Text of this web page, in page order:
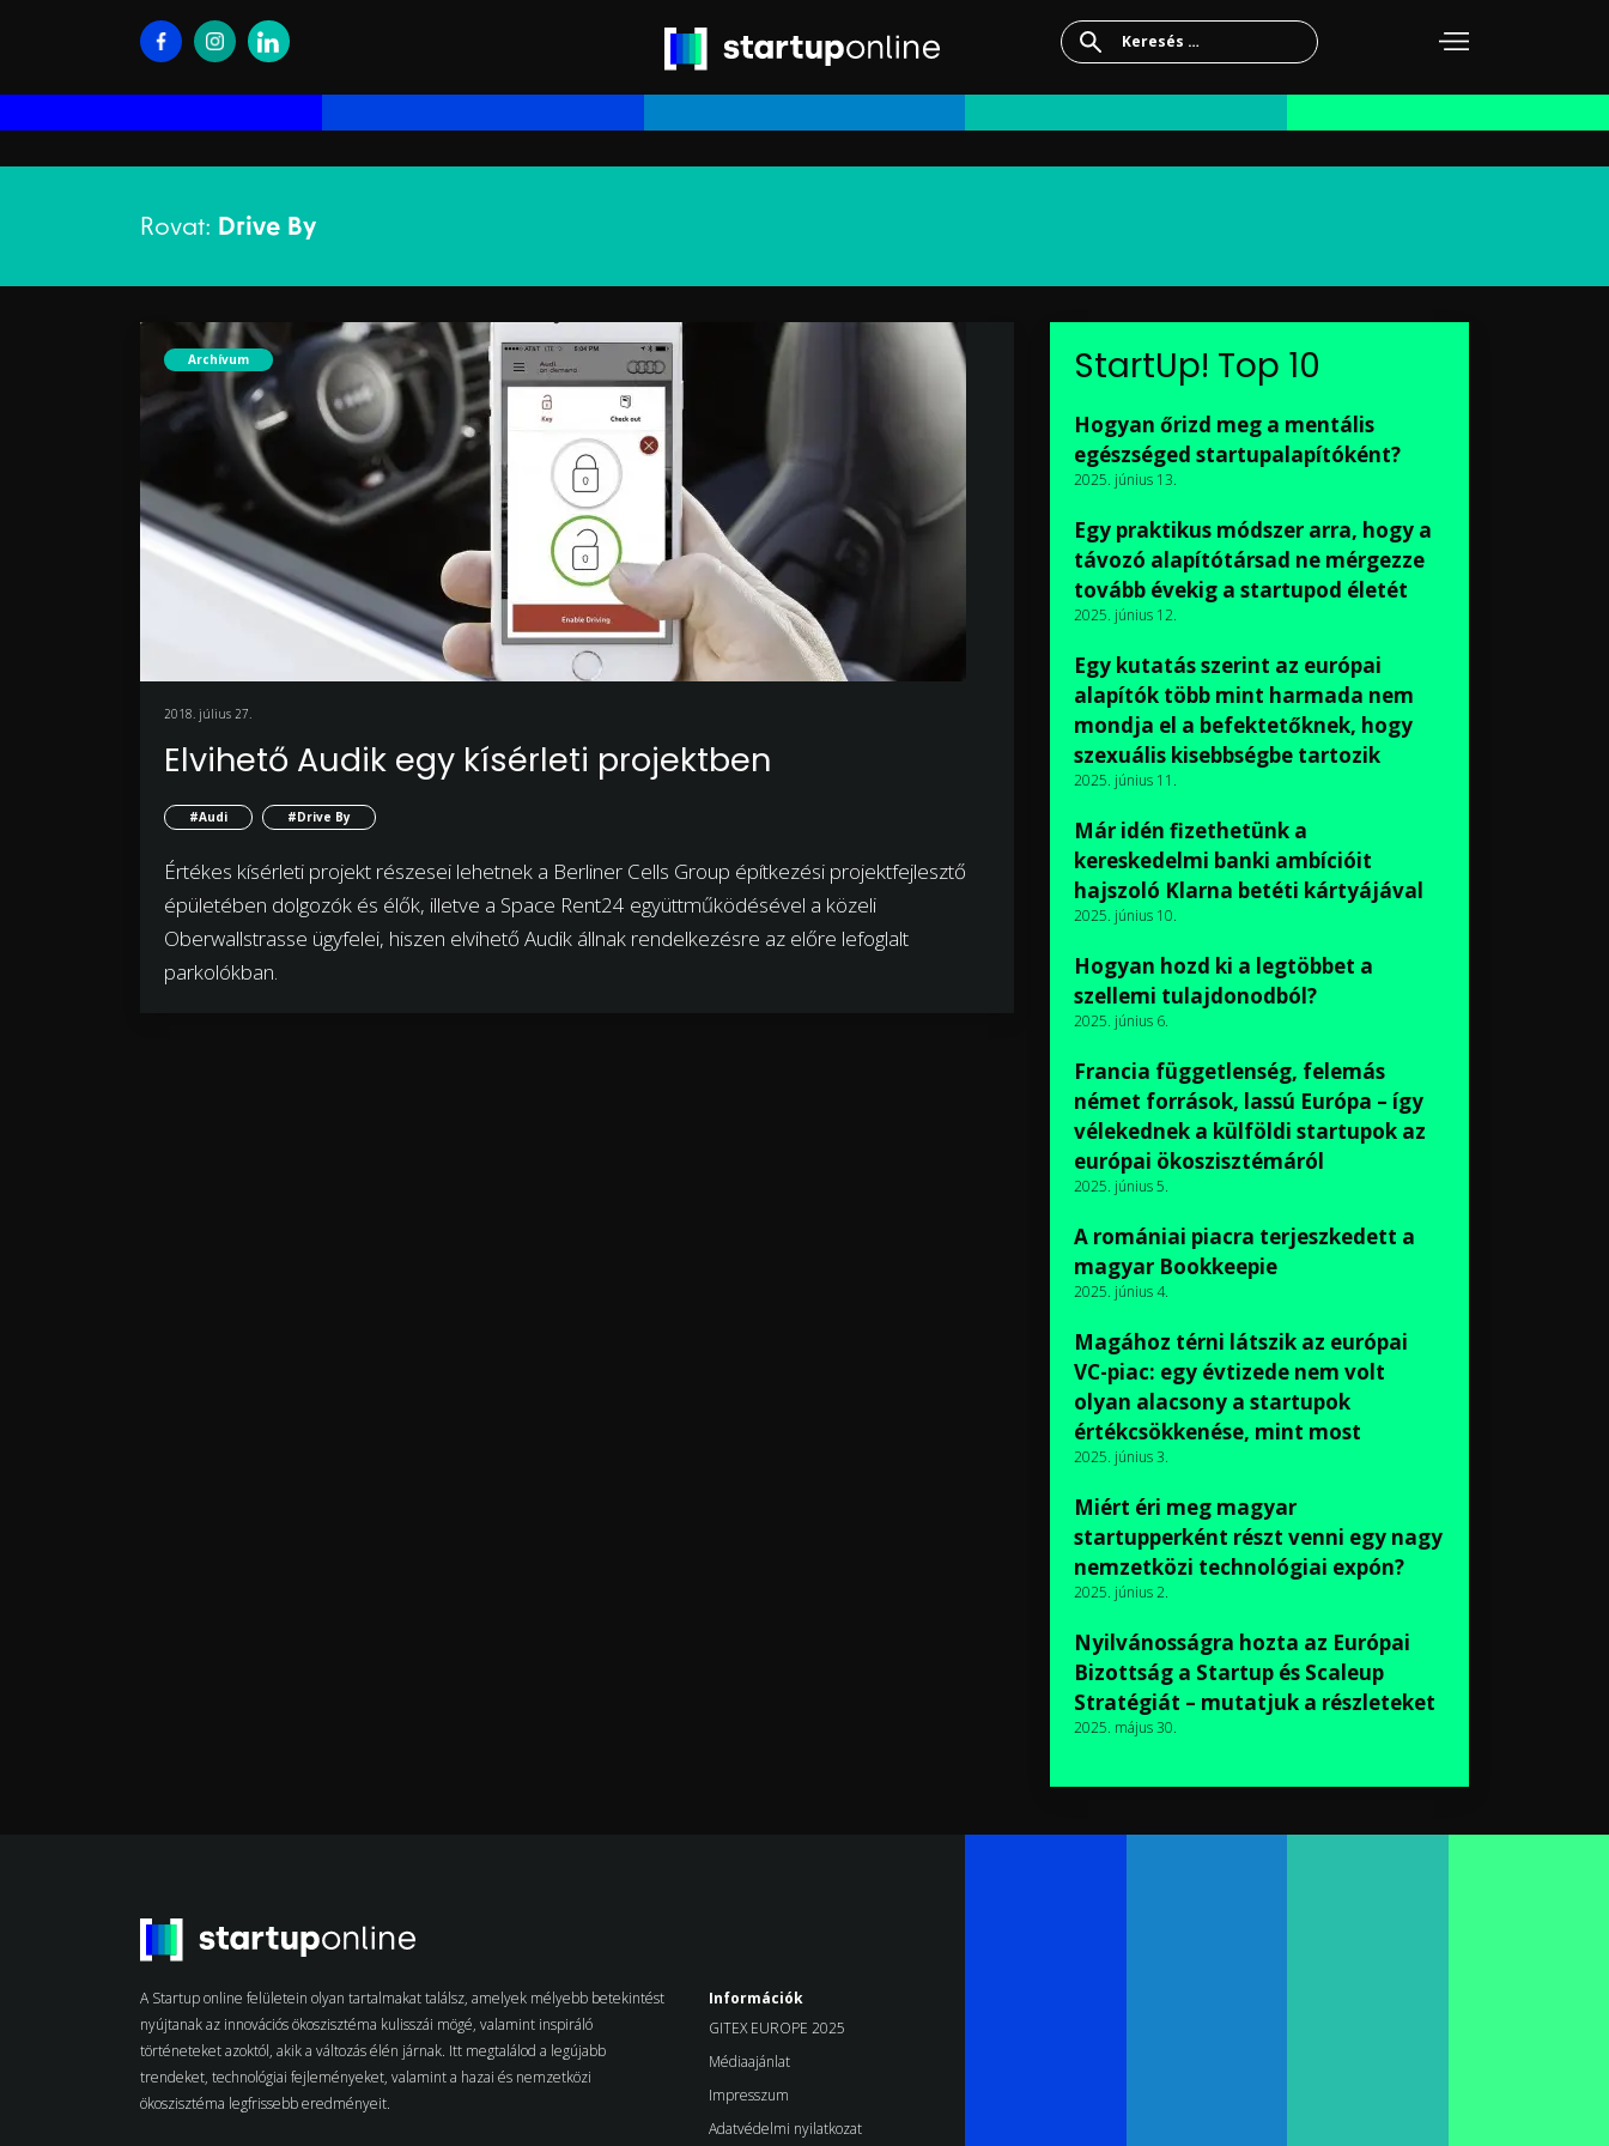
Keresés:
Rovat: Drive By
Archívum
2018. július 27.
Elvihető Audik egy kísérleti projektben
#Audi #Drive By
Értékes kísérleti projekt részesei lehetnek a Berliner Cells Group építkezési projektfejlesztő
épületében dolgozók és élők, illetve a Space Rent24 együttműködésével a közeli
Oberwallstrasse ügyfelei, hiszen elvihető Audik állnak rendelkezésre az előre lefoglalt
parkolókban.
StartUp! Top 10
Hogyan őrizd meg a mentális
egészséged startupalapítóként?
2025. június 13.
Egy praktikus módszer arra, hogy a
távozó alapítótársad ne mérgezze
tovább évekig a startupod életét
2025. június 12.
Egy kutatás szerint az európai
alapítók több mint harmada nem
mondja el a befektetőknek, hogy
szexuális kisebbségbe tartozik
2025. június 11.
Már idén fizethetünk a
kereskedelmi banki ambícióit
hajszoló Klarna betéti kártyájával
2025. június 10.
Hogyan hozd ki a legtöbbet a
szellemi tulajdonodból?
2025. június 6.
Francia függetlenség, felemás
német források, lassú Európa – így
vélekednek a külföldi startupok az
európai ökoszisztémáról
2025. június 5.
A romániai piacra terjeszkedett a
magyar Bookkeepie
2025. június 4.
Magához térni látszik az európai
VC-piac: egy évtizede nem volt
olyan alacsony a startupok
értékcsökkenése, mint most
2025. június 3.
Miért éri meg magyar
startupperként részt venni egy nagy
nemzetközi technológiai expón?
2025. június 2.
Nyilvánosságra hozta az Európai
Bizottság a Startup és Scaleup
Stratégiát – mutatjuk a részleteket
2025. május 30.
A Startup online felületein olyan tartalmakat találsz, amelyek mélyebb betekintést
nyújtanak az innovációs ökoszisztéma kulisszái mögé, valamint inspiráló
történeteket azoktól, akik a változás élén járnak. Itt megtalálod a legújabb
trendeket, technológiai fejleményeket, valamint a hazai és nemzetközi
ökoszisztéma legfrissebb eredményeit.
Információk
GITEX EUROPE 2025
Médiaajánlat
Impresszum
Adatvédelmi nyilatkozat